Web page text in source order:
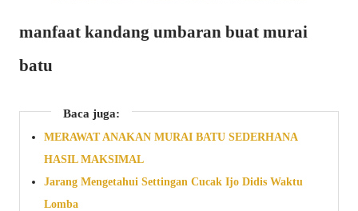
manfaat kandang umbaran buat murai
batu
Baca juga:
MERAWAT ANAKAN MURAI BATU SEDERHANA
HASIL MAKSIMAL
Jarang Mengetahui Settingan Cucak Ijo Didis Waktu
Lomba